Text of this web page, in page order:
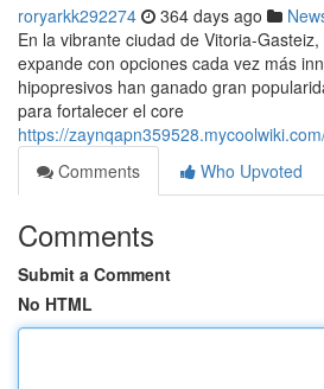
roryarkk292274 364 days ago
En la vibrante ciudad de Vitoria-
expande con opciones cada vez más
hipopresivos han ganado gran
para fortalecer el core
https://
Comments
Who Upvoted
Comments
Submit a Comment
No HTML